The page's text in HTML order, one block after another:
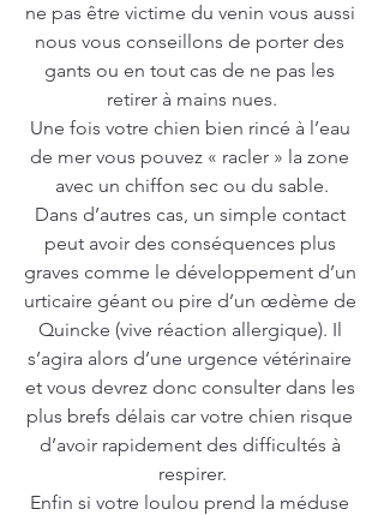
ne pas être victime du venin vous aussi
nous vous conseillons de porter des
gants ou en tout cas de ne pas les
retirer à mains nues.
Une fois votre chien bien rincé à l’eau
de mer vous pouvez « racler » la zone
avec un chiffon sec ou du sable.
Dans d’autres cas, un simple contact
peut avoir des conséquences plus
graves comme le développement d’un
urticaire géant ou pire d’un œdème de
Quincke (vive réaction allergique). Il
s’agira alors d’une urgence vétérinaire
et vous devrez donc consulter dans les
plus brefs délais car votre chien risque
d’avoir rapidement des difficultés à
respirer.
Enfin si votre loulou prend la méduse